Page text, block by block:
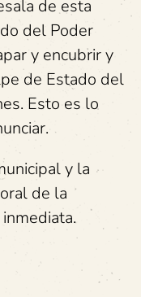
de esta
del Poder
y encubrir y
de Estado del
Esto es lo
y la
de la